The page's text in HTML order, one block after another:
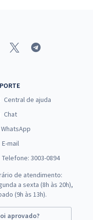
Grosso - Conhecimentos
(-20%)
- Técnico de Assuntos
(-20%)
Central de ajuda
Chat
WhatsApp
E-mail
Telefone: 3003-0894
de atendimento:
a sexta (8h às 20h),
(9h às 13h).
aprovado?